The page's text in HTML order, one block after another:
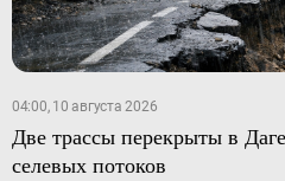
04:00, 10 августа 2026
Две трассы перекрыты в
селевых потоков